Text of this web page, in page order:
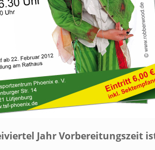
Jahr Vorbereitungszeit